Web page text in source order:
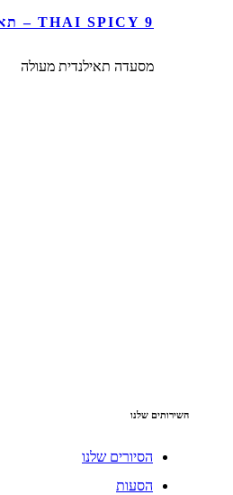
THAI SPICY 9 – תאי ספייסי 9
מסעדה תאילנדית מעולה
השירותים שלנו
הסיורים שלנו
הסעות